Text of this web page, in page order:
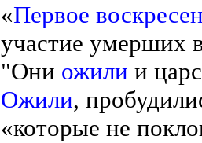
«Первое
участие умерших
"Они ожили и
Ожили,
«которые не